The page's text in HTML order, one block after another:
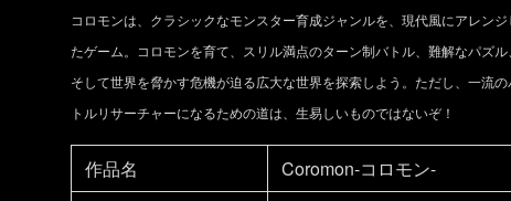
コロモンは、クラシックなモンスター育成ジャンルを、現代風にアレンジ
たゲーム。コロモンを育て、スリル満点のターン制バトル、難解なパズル、
そして世界を脅かす危機が迫る広大な世界を探索しよう。ただし、一流の
トルリサーチャーになるための道は、生易しいものではないぞ！
作品名
Coromon-コロモン-